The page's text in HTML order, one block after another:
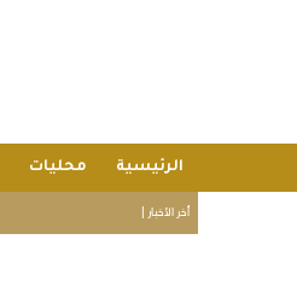
الرئيسية محليات
أخر الأخبار |